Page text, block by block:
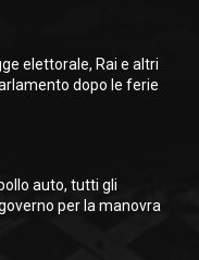
elettorale, Rai e altri
dopo le ferie
auto, tutti gli
per la manovra